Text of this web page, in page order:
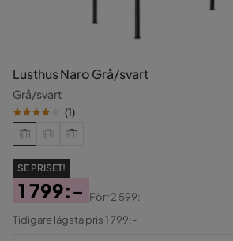
Lusthus Naro Grå/svart
Grå/svart
(1)
SE PRISET!
Pris
1 799:-
Original
Förr2 599:-
Tidigare lägsta pris 1 799:-